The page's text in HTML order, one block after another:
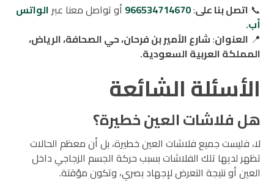
📞 اتصل بنا على:
966534714670 أو تواصل معنا عبرالواتس
أب.
📍 العنوان:شارع الأمير بن فرحان، حي الصحافة، الرياض،
المملكة العربية السعودية.
الأسئلة الشائعة
هل فلاشات العين خطيرة؟
لا، فليست جميع فلاشات العين خطيرة، بل أن معظم الحالات
تظهر لديها تلك الفلاشات بسبب حركة الجسم الزجاجي داخل
العين أو نتيجة التعرض لإجهاد بصري، وتكون مؤقتة.